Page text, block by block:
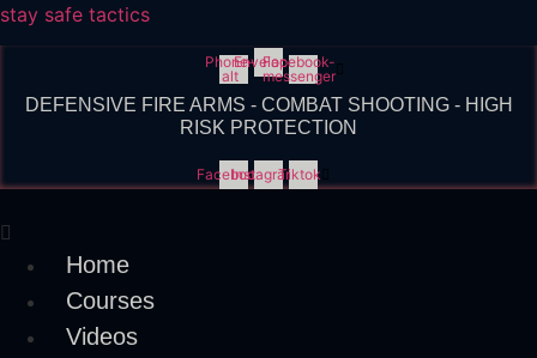
stay safe tactics
Phone-
alt
EnvelopeFacebook-
messenger
DEFENSIVE FIRE ARMS - COMBAT SHOOTING - HIGH
RISK PROTECTION
FacebookInstagramTiktok
Menu
Home
Courses
Videos